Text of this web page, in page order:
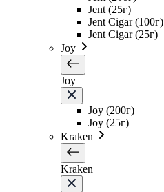
Jent (25г)
Jent Cigar (100г)
Jent Cigar (25г)
Joy
Joy
Joy (200г)
Joy (25г)
Kraken
Kraken